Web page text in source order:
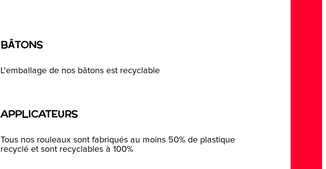
BÂTONS
L'emballage de nos bâtons est recyclable
APPLICATEURS
Tous nos rouleaux sont fabriqués au moins 50% de plastique
recyclé et sont recyclables à 100%